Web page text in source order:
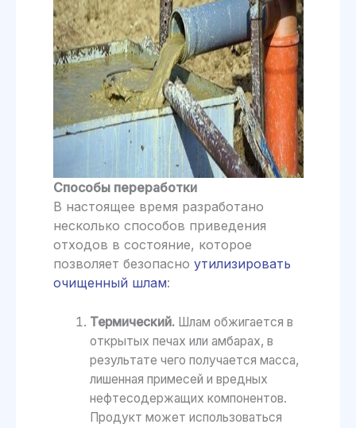
Способы переработки
В настоящее время разработано
несколько способов приведения
отходов в состояние, которое
позволяет безопасно утилизировать
очищенный шлам:
Термический. Шлам обжигается в
открытых печах или амбарах, в
результате чего получается масса,
лишенная примесей и вредных
нефтесодержащих компонентов.
Продукт может использоваться